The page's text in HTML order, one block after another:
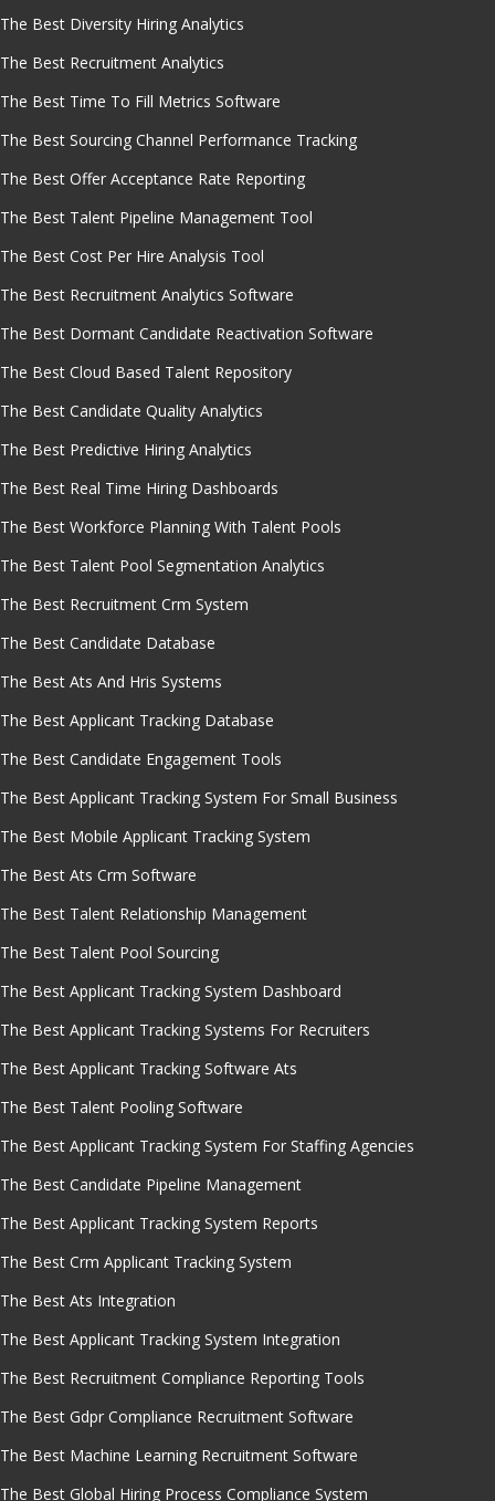
The Best Diversity Hiring Analytics
The Best Recruitment Analytics
The Best Time To Fill Metrics Software
The Best Sourcing Channel Performance Tracking
The Best Offer Acceptance Rate Reporting
The Best Talent Pipeline Management Tool
The Best Cost Per Hire Analysis Tool
The Best Recruitment Analytics Software
The Best Dormant Candidate Reactivation Software
The Best Cloud Based Talent Repository
The Best Candidate Quality Analytics
The Best Predictive Hiring Analytics
The Best Real Time Hiring Dashboards
The Best Workforce Planning With Talent Pools
The Best Talent Pool Segmentation Analytics
The Best Recruitment Crm System
The Best Candidate Database
The Best Ats And Hris Systems
The Best Applicant Tracking Database
The Best Candidate Engagement Tools
The Best Applicant Tracking System For Small Business
The Best Mobile Applicant Tracking System
The Best Ats Crm Software
The Best Talent Relationship Management
The Best Talent Pool Sourcing
The Best Applicant Tracking System Dashboard
The Best Applicant Tracking Systems For Recruiters
The Best Applicant Tracking Software Ats
The Best Talent Pooling Software
The Best Applicant Tracking System For Staffing Agencies
The Best Candidate Pipeline Management
The Best Applicant Tracking System Reports
The Best Crm Applicant Tracking System
The Best Ats Integration
The Best Applicant Tracking System Integration
The Best Recruitment Compliance Reporting Tools
The Best Gdpr Compliance Recruitment Software
The Best Machine Learning Recruitment Software
The Best Global Hiring Process Compliance System